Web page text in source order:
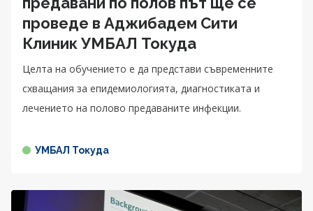
проведе в Аджибадем Сити
Клиник УМБАЛ Токуда
Целта на обучението е да представи съвременните
схващания за епидемиологията, диагностиката и
лечението на полово предаваните инфекции.
УМБАЛ Токуда